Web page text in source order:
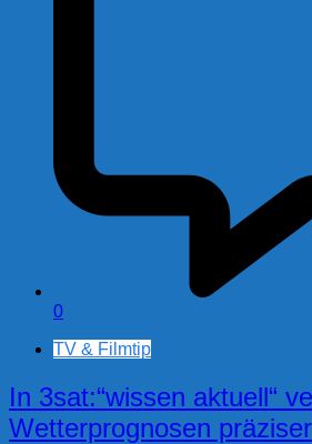
0
TV & Filmtip
In 3sat:“wissen aktuell“
Wetterprognosen